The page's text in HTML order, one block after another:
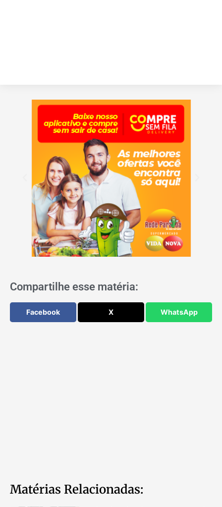
Compartilhe esse matéria:
Facebook X WhatsApp
Matérias Relacionadas: